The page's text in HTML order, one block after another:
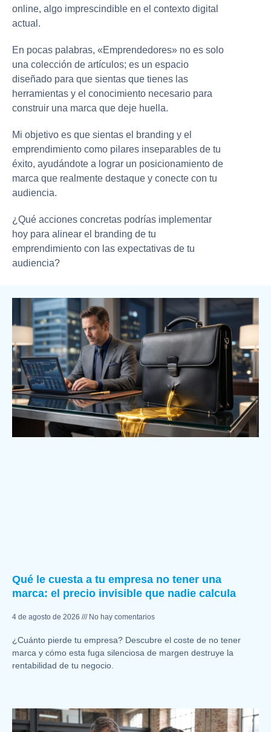
online, algo imprescindible en el contexto digital
actual.
En pocas palabras, «Emprendedores» no es solo
una colección de artículos; es un espacio
diseñado para que sientas que tienes las
herramientas y el conocimiento necesario para
construir una marca que deje huella.
Mi objetivo es que sientas el branding y el
emprendimiento como pilares inseparables de tu
éxito, ayudándote a lograr un posicionamiento de
marca que realmente destaque y conecte con tu
audiencia.
¿Qué acciones concretas podrías implementar
hoy para alinear el branding de tu
emprendimiento con las expectativas de tu
audiencia?
Qué le cuesta a tu empresa no tener una
marca: el precio invisible que nadie calcula
4 de agosto de 2026 No hay comentarios
¿Cuánto pierde tu empresa? Descubre el coste de no tener
marca y cómo esta fuga silenciosa de margen destruye la
rentabilidad de tu negocio.